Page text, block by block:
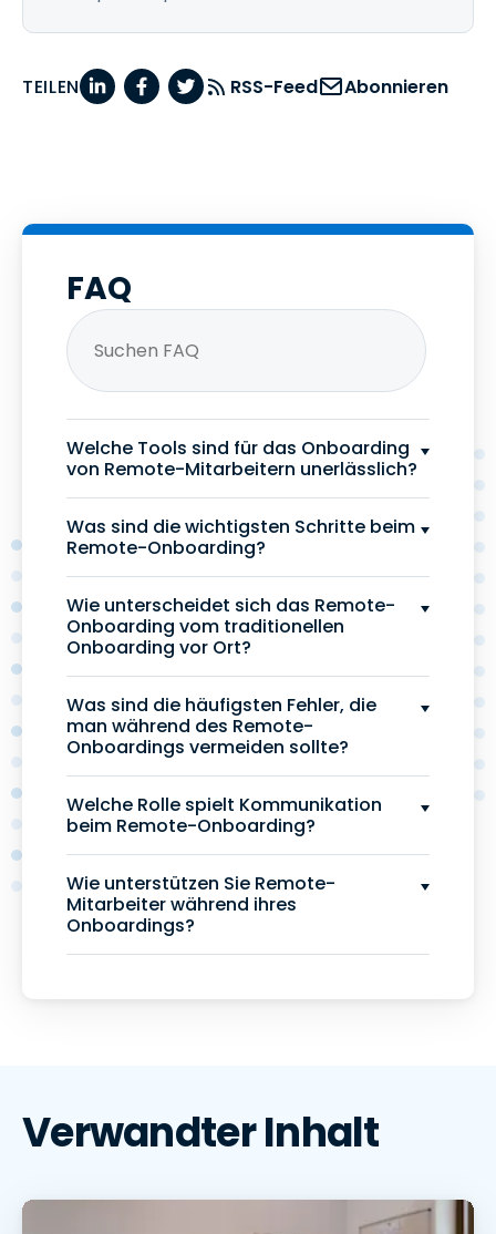
TEILEN RSS-Feed Abonnieren
FAQ
Welche Tools sind für das Onboarding
von Remote-Mitarbeitern unerlässlich?
Was sind die wichtigsten Schritte beim
Remote-Onboarding?
Wie unterscheidet sich das Remote-
Onboarding vom traditionellen
Onboarding vor Ort?
Was sind die häufigsten Fehler, die
man während des Remote-
Onboardings vermeiden sollte?
Welche Rolle spielt Kommunikation
beim Remote-Onboarding?
Wie unterstützen Sie Remote-
Mitarbeiter während ihres
Onboardings?
Verwandter Inhalt